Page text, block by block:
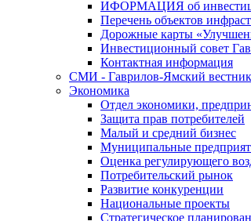
ИФОРМАЦИЯ об
Перечень объектов
Дорожные карты
Инвестиционный совет
Контактная информация
СМИ - Гаврилов-Ямский вестник
Экономика
Отдел экономики,
Защита прав потребителей
Малый и средний бизнес
Муниципальные
Оценка регулирующего
Потребительский рынок
Развитие конкуренции
Национальные проекты
Стратегическое